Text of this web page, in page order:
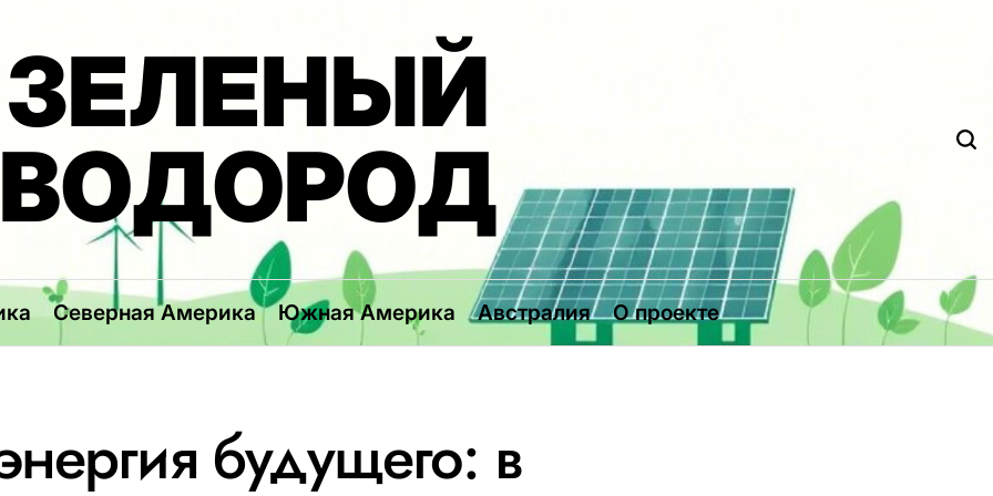
ЗЕЛЕНЫЙ
ВОДОРОД
Северная Америка Южная Америка Австралия О проекте
будущего: в